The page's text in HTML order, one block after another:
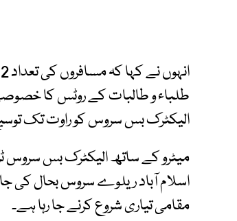
طلباء و طالبات کے روٹس کا
الیکٹرک بس سروس کو ‎راوت تک توسیع دینے کا اعلان کیا۔
مقامی تیاری شروع کرنے جا رہا ہے۔